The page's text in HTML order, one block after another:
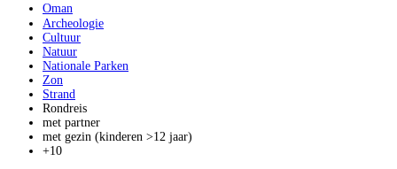
Oman
Archeologie
Cultuur
Natuur
Nationale Parken
Zon
Strand
Rondreis
met partner
met gezin (kinderen >12 jaar)
+10